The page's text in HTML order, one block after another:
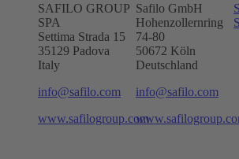
SAFILO GROUP
SPA
Settima Strada 15
35129 Padova
Italy
info@safilo.com
www.safilogroup.com
Safilo GmbH
Hohenzollernring
74-80
50672 Köln
Deutschland
info@safilo.com